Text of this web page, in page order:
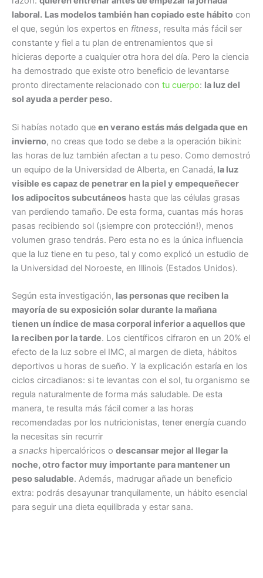
laboral. Las modelos también han copiado este hábito con
el que, según los expertos en fitness, resulta más fácil ser
constante y fiel a tu plan de entrenamientos que si
hicieras deporte a cualquier otra hora del día. Pero la ciencia
ha demostrado que existe otro beneficio de levantarse
pronto directamente relacionado con tu cuerpo: la luz del
sol ayuda a perder peso.
Si habías notado que en verano estás más delgada que en
invierno, no creas que todo se debe a la operación bikini:
las horas de luz también afectan a tu peso. Como demostró
un equipo de la Universidad de Alberta, en Canadá, la luz
visible es capaz de penetrar en la piel y empequeñecer
los adipocitos subcutáneos hasta que las células grasas
van perdiendo tamaño. De esta forma, cuantas más horas
pasas recibiendo sol (¡siempre con protección!), menos
volumen graso tendrás. Pero esta no es la única influencia
que la luz tiene en tu peso, tal y como explicó un estudio de
la Universidad del Noroeste, en Illinois (Estados Unidos).
Según esta investigación, las personas que reciben la
mayoría de su exposición solar durante la mañana
tienen un índice de masa corporal inferior a aquellos que
la reciben por la tarde. Los científicos cifraron en un 20% el
efecto de la luz sobre el IMC, al margen de dieta, hábitos
deportivos u horas de sueño. Y la explicación estaría en los
ciclos circadianos: si te levantas con el sol, tu organismo se
regula naturalmente de forma más saludable. De esta
manera, te resulta más fácil comer a las horas
recomendadas por los nutricionistas, tener energía cuando
la necesitas sin recurrir
a snacks hipercalóricos o descansar mejor al llegar la
noche, otro factor muy importante para mantener un
peso saludable. Además, madrugar añade un beneficio
extra: podrás desayunar tranquilamente, un hábito esencial
para seguir una dieta equilibrada y estar sana.